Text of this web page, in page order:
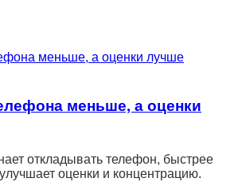
меньше, а оценки
откладывать телефон, быстрее
оценки и концентрацию.